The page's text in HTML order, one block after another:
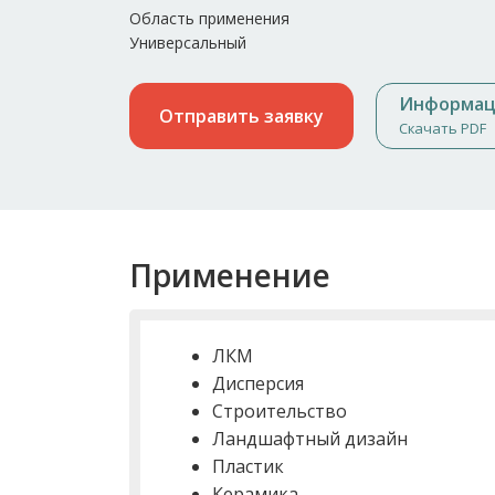
Область применения
Универсальный
Отправить заявку
Скачать PDF
Применение
ЛКМ
Дисперсия
Строительство
Ландшафтный дизайн
Пластик